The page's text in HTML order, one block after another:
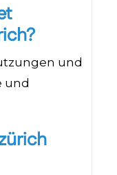
und
und